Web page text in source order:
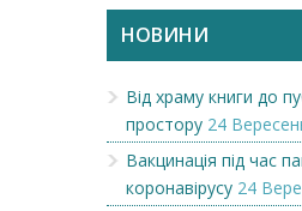
НОВИНИ
Від храму книги до
простору 24
Вакцинація під час
коронавірусу 24